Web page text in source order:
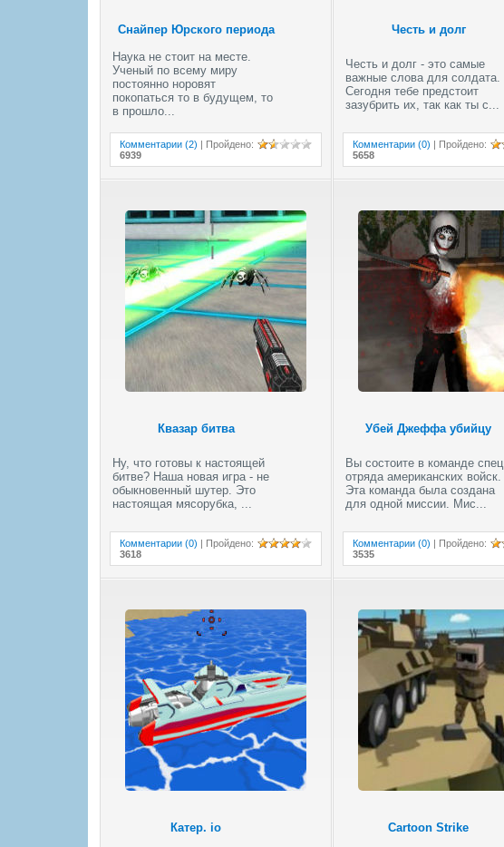
Снайпер Юрского периода
Наука не стоит на месте.
Ученый по всему миру
постоянно норовят
покопаться то в будущем, то
в прошло...
Комментарии (2) Пройдено:
6939
Честь и долг
Честь и долг - это самые
важные слова для солдата.
Сегодня тебе предстоит
зазубрить их, так как ты с...
Комментарии (0) Пройдено:
5658
Квазар битва
Ну, что готовы к настоящей
битве? Наша новая игра - не
обыкновенный шутер. Это
настоящая мясорубка, ...
Комментарии (0) Пройдено:
3618
Убей Джеффа убийцу
Вы состоите в команде спец
отряда американских войск.
Эта команда была создана
для одной миссии. Мис...
Комментарии (0) Пройдено:
3535
Катер. io
Cartoon Strike